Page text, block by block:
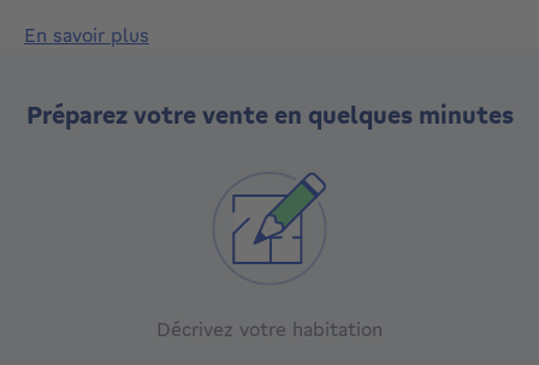
En savoir plus
Préparez votre vente en quelques minutes
Décrivez votre habitation